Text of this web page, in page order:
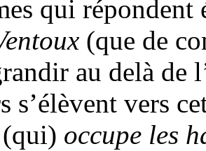
qui répondent
(que de
au delà de
s’élèvent vers
(qui) occupe les